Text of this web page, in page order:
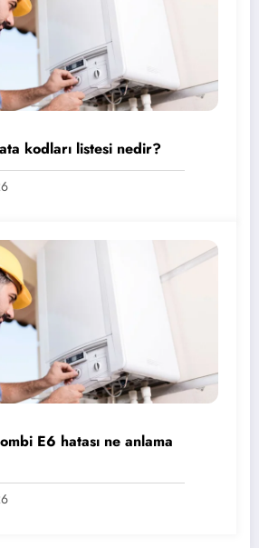
kodları listesi nedir?
E6 hatası ne anlama